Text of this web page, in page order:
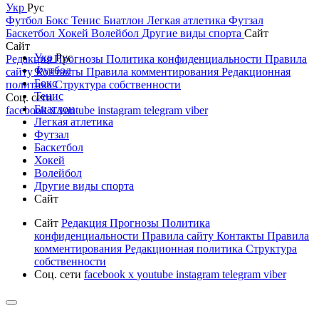
Укр Рус
Футбол Бокс Тенис Биатлон Легкая атлетика Футзал
Баскетбол Хокей Волейбол Другие виды спорта Сайт
Сайт
РедакцияПрогнозы Политика конфиденциальности Правила
сайтуКонтакты Правила комментирования Редакционная
политикаСтруктура собственности
Соц. сети
facebookxyoutube instagram telegram viber
УкрРус
Футбол
Бокс
Тенис
Биатлон
Легкая атлетика
Футзал
Баскетбол
Хокей
Волейбол
Другие виды спорта
Сайт
Сайт Редакция Прогнозы Политика
конфиденциальности Правила сайту Контакты Правила
комментирования Редакционная политика Структура
собственности
Соц. сети facebook x youtube instagram telegram viber